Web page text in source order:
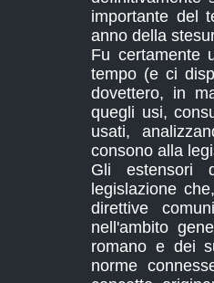
importante del
anno della
Fu certamente
tempo (e ci
dovettero, in
quegli usi,
usati,
consono alla
Gli estensori
legislazione
direttive
nell'ambito
romano e dei
norme